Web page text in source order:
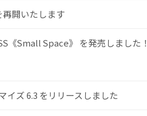
再開いたします
《Small Space》 を発売しました！
ズ 6.3 をリリースしました